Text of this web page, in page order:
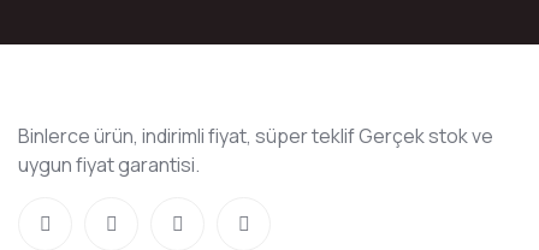
Binlerce ürün, indirimli fiyat, süper teklif Gerçek stok ve
uygun fiyat garantisi.